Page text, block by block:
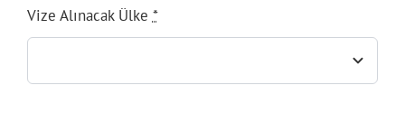
Vize Alınacak Ülke *